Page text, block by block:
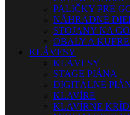
PALIČKY PRE
NÁHRADNÉ
STOJANY NA
OBALY A
KLÁVESY
KLÁVESY
STAGE PIÁNA
DIGITÁLNE
KLAVÍRE
KLAVÍRNE